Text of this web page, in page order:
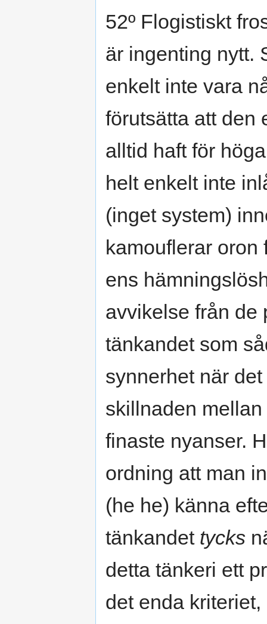
52º Flogistiskt
är ingenting nytt.
enkelt inte vara
förutsätta att den
alltid haft för
helt enkelt inte
(inget system)
kamouflerar oron
ens
avvikelse från de
tänkandet som
synnerhet när
skillnaden
finaste nyanser.
ordning att man
(he he) känna
tänkandet tycks
detta tänkeri ett
det enda